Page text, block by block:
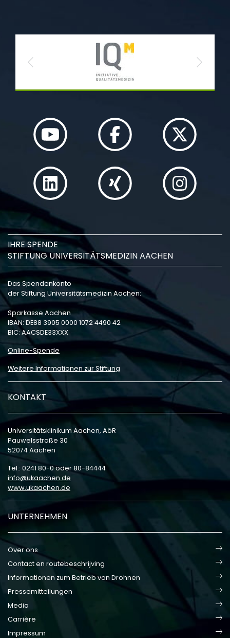
Previous Next
IHRE SPENDE
STIFTUNG UNIVERSITÄTSMEDIZIN AACHEN
Das Spendenkonto
der Stiftung Universitätsmedizin Aachen:
Sparkasse Aachen
IBAN: DE88 3905 0000 1072 4490 42
BIC: AACSDE33XXX
Online-Spende
Weitere Informationen zur Stiftung
KONTAKT
Universitätsklinikum Aachen, AöR
Pauwelsstraße 30
52074 Aachen
Tel.: 0241 80-0 oder 80-84444
info
ukaachen de
www.ukaachen.de
UNTERNEHMEN
Over ons
Contact en routebeschrijving
Informationen zum Betrieb von Drohnen
Pressemitteilungen
Media
Carrière
Impressum